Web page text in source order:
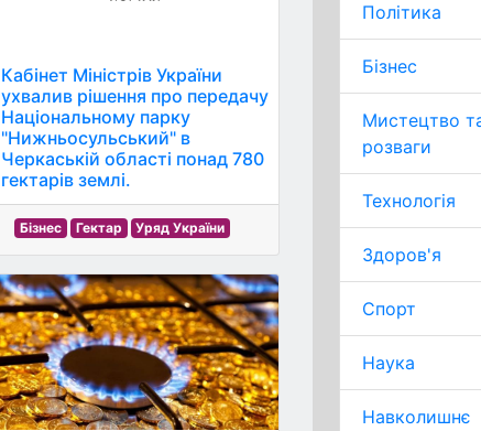
Політика
Бізнес
Мистецтво
розваги
Технологія
Здоров'я
Спорт
Наука
Навколишнє
Кабінет Міністрів України
ухвалив рішення про передачу
Національному парку
"Нижньосульський" в
Черкаській області понад 780
гектарів землі.
Бізнес Гектар Уряд України